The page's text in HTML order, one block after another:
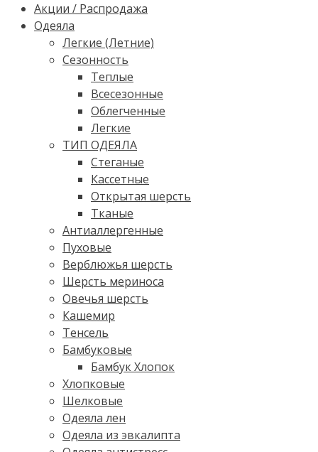
Акции / Распродажа
Одеяла
Легкие (Летние)
Сезонность
Теплые
Всесезонные
Облегченные
Легкие
ТИП ОДЕЯЛА
Стеганые
Кассетные
Открытая шерсть
Тканые
Антиаллергенные
Пуховые
Верблюжья шерсть
Шерсть мериноса
Овечья шерсть
Кашемир
Тенсель
Бамбуковые
Бамбук Хлопок
Хлопковые
Шелковые
Одеяла лен
Одеяла из эвкалипта